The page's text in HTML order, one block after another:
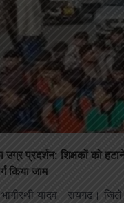
उग्र प्रदर्शन: शिक्षकों को
किया जाम
यादव रायगढ़। जिले